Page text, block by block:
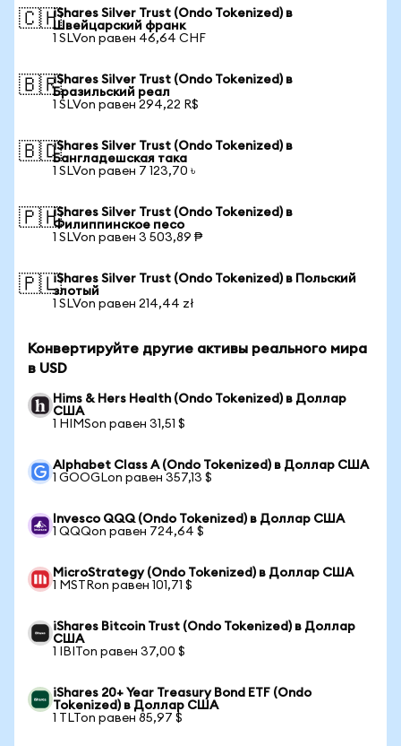
🇨🇭iShares Silver Trust (Ondo Tokenized) в
Швейцарский франк
1 SLVon равен 46,64 CHF
🇧🇷iShares Silver Trust (Ondo Tokenized) в
Бразильский реал
1 SLVon равен 294,22 R$
🇧🇩iShares Silver Trust (Ondo Tokenized) в
Бангладешская така
1 SLVon равен 7 123,70 ৳
🇵🇭iShares Silver Trust (Ondo Tokenized) в
Филиппинское песо
1 SLVon равен 3 503,89 ₱
🇵🇱iShares Silver Trust (Ondo Tokenized) в Польский
злотый
1 SLVon равен 214,44 zł
Конвертируйте другие активы реального мира
в USD
Hims & Hers Health (Ondo Tokenized) в Доллар
США
1 HIMSon равен 31,51 $
Alphabet Class A (Ondo Tokenized) в Доллар США
1 GOOGLon равен 357,13 $
Invesco QQQ (Ondo Tokenized) в Доллар США
1 QQQon равен 724,64 $
MicroStrategy (Ondo Tokenized) в Доллар США
1 MSTRon равен 101,71 $
iShares Bitcoin Trust (Ondo Tokenized) в Доллар
США
1 IBITon равен 37,00 $
iShares 20+ Year Treasury Bond ETF (Ondo
Tokenized) в Доллар США
1 TLTon равен 85,97 $